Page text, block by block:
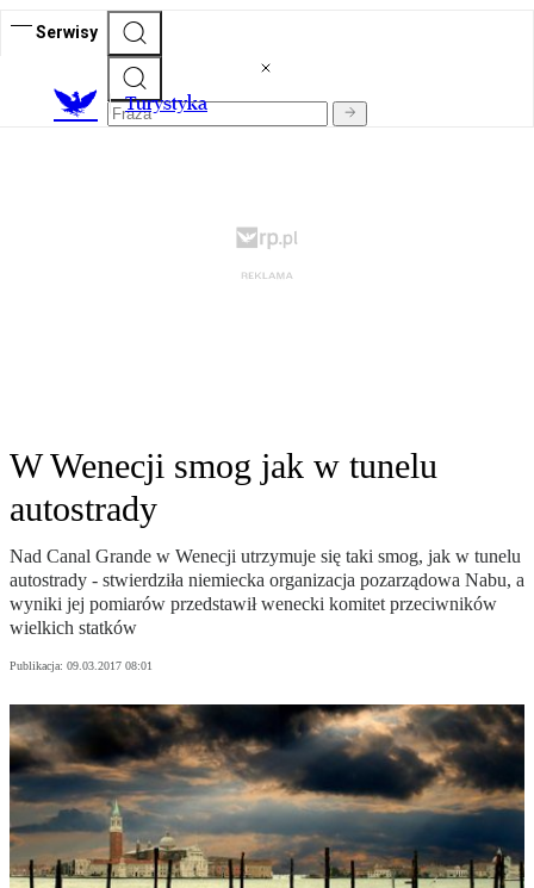
Serwisy
Turystyka
W Wenecji smog jak w tunelu
autostrady
Nad Canal Grande w Wenecji utrzymuje się taki smog, jak w tunelu
autostrady - stwierdziła niemiecka organizacja pozarządowa Nabu, a
wyniki jej pomiarów przedstawił wenecki komitet przeciwników
wielkich statków
Publikacja: 09.03.2017 08:01